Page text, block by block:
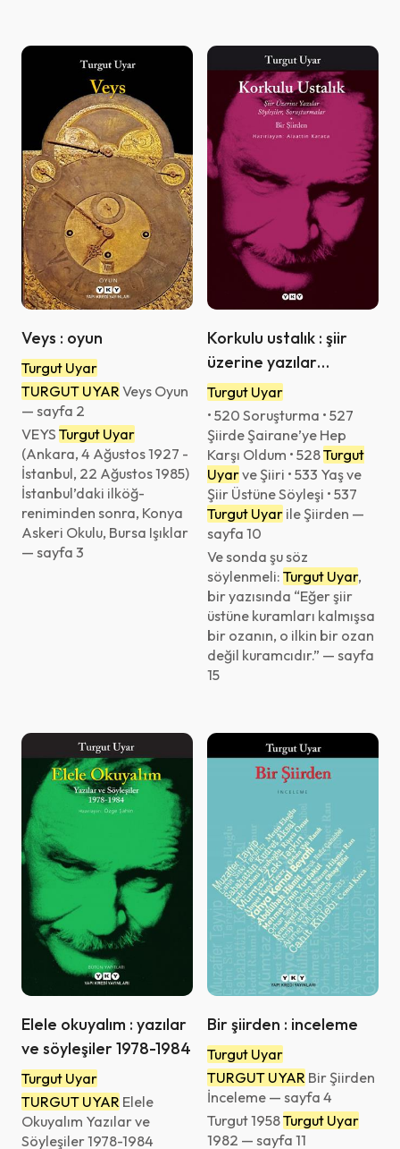
Veys : oyun
Turgut Uyar
TURGUT UYAR Veys Oyun
— sayfa 2
VEYS Turgut Uyar
(Ankara, 4 Ağustos 1927 -
İstanbul, 22 Ağustos 1985)
İstanbul’daki ilköğ-
reniminden sonra, Konya
Askeri Okulu, Bursa Işıklar
— sayfa 3
Korkulu ustalık : şiir
üzerine yazılar
söyleşiler
soruşturmalar : bir
şiirden
Turgut Uyar
• 520 Soruşturma • 527
Şiirde Şairane’ye Hep
Karşı Oldum • 528Turgut
Uyarve Şiiri • 533 Yaş ve
Şiir Üstüne Söyleşi • 537
Turgut Uyar ile Şiirden —
sayfa 10
Ve sonda şu söz
söylenmeli: Turgut Uyar,
bir yazısında “Eğer şiir
üstüne kuramları kalmışsa
bir ozanın, o ilkin bir ozan
değil kuramcıdır.” — sayfa
15
Elele okuyalım : yazılar
ve söyleşiler 1978-1984
Turgut Uyar
TURGUT UYAR Elele
Okuyalım Yazılar ve
Söyleşiler 1978-1984
Bir şiirden : inceleme
Turgut Uyar
TURGUT UYAR Bir Şiirden
İnceleme — sayfa 4
Turgut 1958Turgut Uyar
1982 — sayfa 11